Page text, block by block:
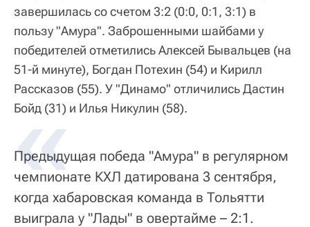
завершилась со счетом 3:2 (0:0, 0:1, 3:1) в
пользу "Амура". Заброшенными шайбами у
победителей отметились Алексей Бывальцев (на
51-й минуте), Богдан Потехин (54) и Кирилл
Рассказов (55). У "Динамо" отличились Дастин
Бойд (31) и Илья Никулин (58).
Предыдущая победа "Амура" в регулярном
чемпионате КХЛ датирована 3 сентября,
когда хабаровская команда в Тольятти
выиграла у "Лады" в овертайме – 2:1.